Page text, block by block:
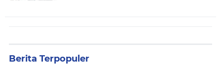
Berita Terpopuler